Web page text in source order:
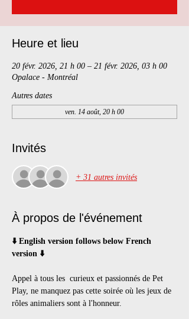
Heure et lieu
20 févr. 2026, 21 h 00 – 21 févr. 2026, 03 h 00
Opalace - Montréal
Autres dates
ven. 14 août, 20 h 00
Invités
+ 31 autres invités
À propos de l'événement
⬇️ English version follows below French
version ⬇️
Appel à tous les  curieux et passionnés de Pet
Play, ne manquez pas cette soirée où les jeux de
rôles animaliers sont à l'honneur.